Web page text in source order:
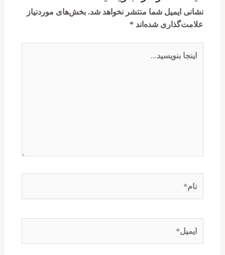
نشانی ایمیل شما منتشر نخواهد شد. بخش‌های موردنیاز
علامت‌گذاری شده‌اند *
بنویسید…